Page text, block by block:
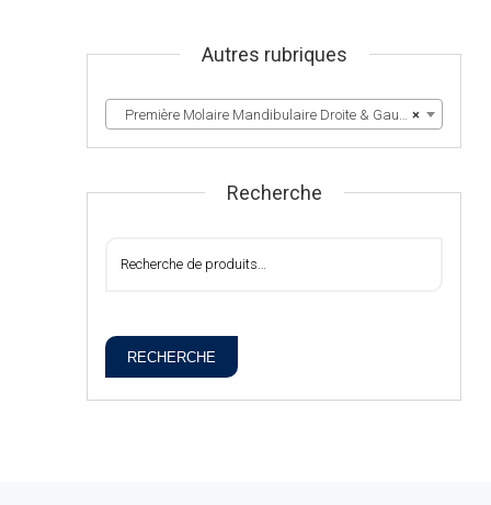
Autres rubriques
×
Première Molaire Mandibulaire Droite & Gauche
Recherche
RECHERCHE